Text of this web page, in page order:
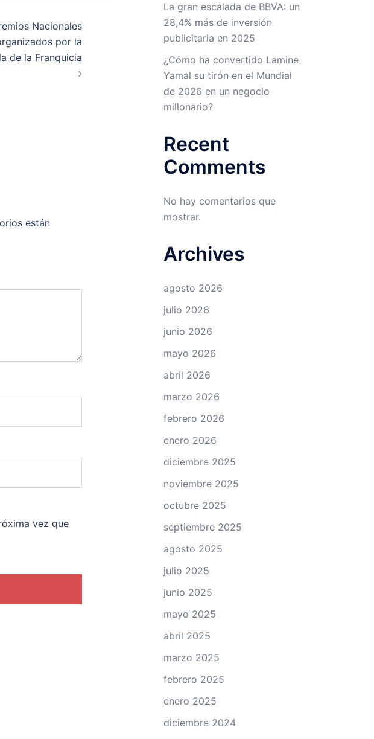
Nacionales
por la
de la Franquicia
están
vez que
La gran escalada de BBVA: un
28,4% más de inversión
publicitaria en 2025
¿Cómo ha convertido Lamine
Yamal su tirón en el Mundial
de 2026 en un negocio
millonario?
Recent
Comments
No hay comentarios que
mostrar.
Archives
agosto 2026
julio 2026
junio 2026
mayo 2026
abril 2026
marzo 2026
febrero 2026
enero 2026
diciembre 2025
noviembre 2025
octubre 2025
septiembre 2025
agosto 2025
julio 2025
junio 2025
mayo 2025
abril 2025
marzo 2025
febrero 2025
enero 2025
diciembre 2024